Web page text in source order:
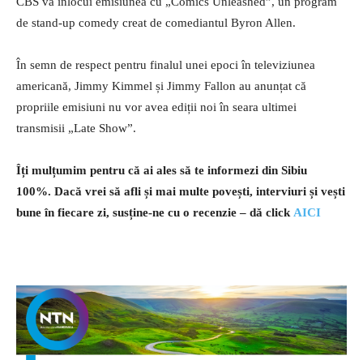
de stand-up comedy creat de comediantul Byron Allen.
În semn de respect pentru finalul unei epoci în televiziunea
americană, Jimmy Kimmel și Jimmy Fallon au anunțat că
propriile emisiuni nu vor avea ediții noi în seara ultimei
transmisii „Late Show”.
Îți mulțumim pentru că ai ales să te informezi din Sibiu
100%. Dacă vrei să afli și mai multe povești, interviuri și vești
bune în fiecare zi, susține-ne cu o recenzie – dă click AICI